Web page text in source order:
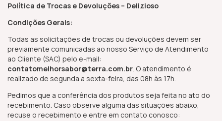
Política de Trocas e Devoluções – Delizioso
Condições Gerais:
Todas as solicitações de trocas ou devoluções devem ser
previamente comunicadas ao nosso Serviço de Atendimento
ao Cliente (SAC) pelo e-mail:
contatomelhorsabor@terra.com.br. O atendimento é
realizado de segunda a sexta-feira, das 08h às 17h.
Pedimos que a conferência dos produtos seja feita no ato do
recebimento. Caso observe alguma das situações abaixo,
recuse o recebimento e entre em contato conosco: